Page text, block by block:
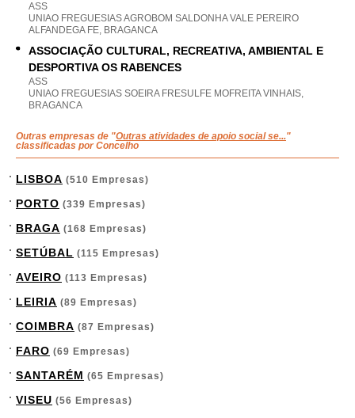
ASS
UNIAO FREGUESIAS AGROBOM SALDONHA VALE PEREIRO
ALFANDEGA FE, BRAGANCA
ASSOCIAÇÃO CULTURAL, RECREATIVA, AMBIENTAL E
DESPORTIVA OS RABENCES
ASS
UNIAO FREGUESIAS SOEIRA FRESULFE MOFREITA VINHAIS,
BRAGANCA
Outras empresas de "Outras atividades de apoio social se..."
classificadas por Concelho
LISBOA (510 Empresas)
PORTO (339 Empresas)
BRAGA (168 Empresas)
SETÚBAL (115 Empresas)
AVEIRO (113 Empresas)
LEIRIA (89 Empresas)
COIMBRA (87 Empresas)
FARO (69 Empresas)
SANTARÉM (65 Empresas)
VISEU (56 Empresas)